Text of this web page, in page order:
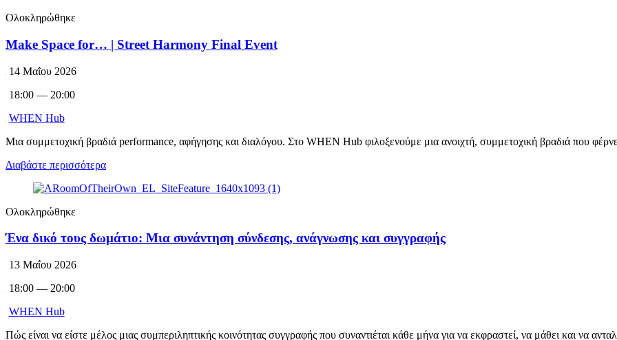
Ολοκληρώθηκε
Make Space for… | Street Harmony Final Event
14 Μαΐου 2026
18:00 — 20:00
WHEN Hub
Μια συμμετοχική βραδιά performance, αφήγησης και διαλόγου. Στο WHEN Hub φιλοξενούμε μια ανοιχτή, συμμετοχική βραδιά που
Διαβάστε περισσότερα
Ολοκληρώθηκε
Ένα δικό τους δωμάτιο: Μια συνάντηση σύνδεσης, ανάγνωσης και συγγραφής
13 Μαΐου 2026
18:00 — 20:00
WHEN Hub
Πώς είναι να είστε μέλος μιας συμπεριληπτικής κοινότητας συγγραφής που συναντιέται κάθε μήνα για να εκφραστεί, να μάθει και να